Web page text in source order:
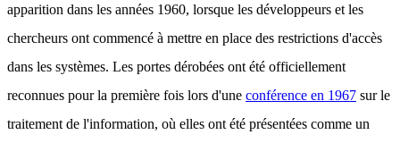
apparition dans les années 1960, lorsque les développeurs et les
chercheurs ont commencé à mettre en place des restrictions d'accès
dans les systèmes. Les portes dérobées ont été officiellement
reconnues pour la première fois lors d'une conférence en 1967 sur le
traitement de l'information, où elles ont été présentées comme un